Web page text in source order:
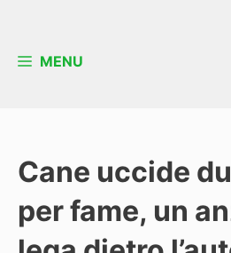
MENU
Cane uccide
per fame, un